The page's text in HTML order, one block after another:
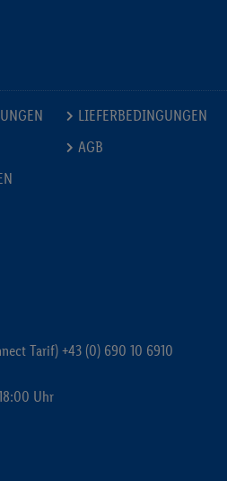
LIEFERBEDINGUNGEN
AGB
Tarif)+43 (0) 690 10 6910
Uhr